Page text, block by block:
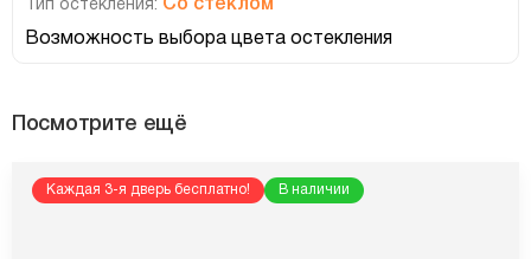
Тип остекления: Со стеклом
Возможность выбора цвета остекления
Посмотрите ещё
Каждая 3-я дверь бесплатно! В наличии